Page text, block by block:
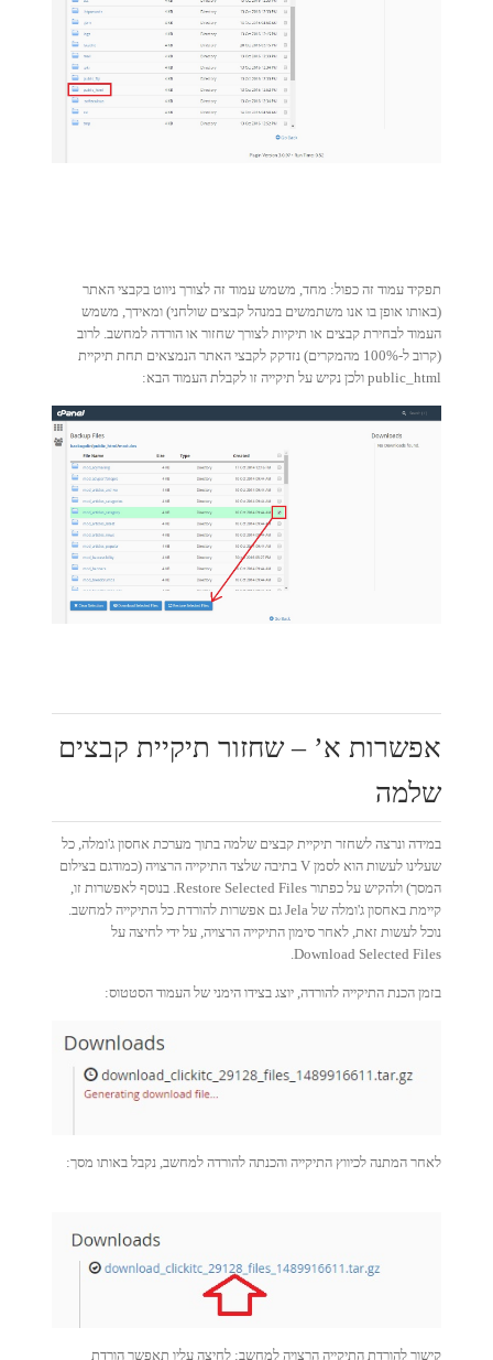
תפקיד עמוד זה כפול: מחד, משמש עמוד זה לצורך ניווט בקבצי האתר
(באותו אופן בו אנו משתמשים במנהל קבצים שולחני) ומאידך, משמש
העמוד לבחירת קבצים או תיקיות לצורך שחזור או הורדה למחשב. לרוב
(קרוב ל-100% מהמקרים) נזדקק לקבצי האתר הנמצאים תחת תיקיית
public_html ולכן נקיש על תיקייה זו לקבלת העמוד הבא:
אפשרות א’ – שחזור תיקיית קבצים
שלמה
במידה ונרצה לשחזר תיקיית קבצים שלמה בתוך מערכת אחסון ג'ומלה, כל
שעלינו לעשות הוא לסמן V בתיבה שלצד התיקייה הרצויה (כמודגם בצילום
המסך) ולהקיש על כפתור Restore Selected Files. בנוסף לאפשרות זו,
קיימת באחסון ג'ומלה של Jela גם אפשרות להורדת כל התיקייה למחשב.
נוכל לעשות זאת, לאחר סימון התיקייה הרצויה, על ידי לחיצה על
Download Selected Files.
בזמן הכנת התיקייה להורדה, יוצג בצידו הימני של העמוד הסטטוס:
לאחר המתנה לכיווץ התיקייה והכנתה להורדה למחשב, נקבל באותו מסך:
קישור להורדת התיקייה הרצויה למחשב: לחיצה עליו תאפשר הורדת